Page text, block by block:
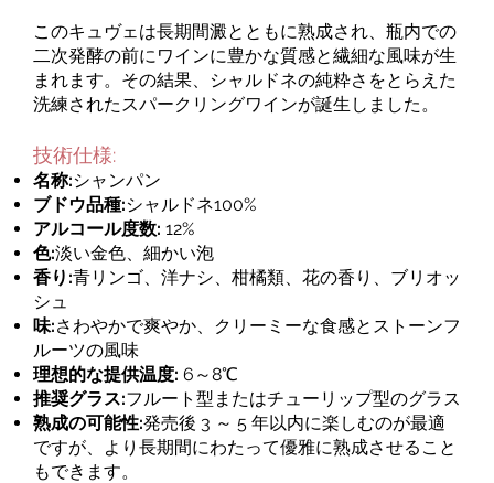
このキュヴェは長期間澱とともに熟成され、瓶内での
二次発酵の前にワインに豊かな質感と繊細な風味が生
まれます。その結果、シャルドネの純粋さをとらえた
洗練されたスパークリングワインが誕生しました。
技術仕様:
名称:シャンパン
ブドウ品種:シャルドネ100%
アルコール度数: 12%
色:淡い金色、細かい泡
香り:青リンゴ、洋ナシ、柑橘類、花の香り、ブリオッ
シュ
味:さわやかで爽やか、クリーミーな食感とストーンフ
ルーツの風味
理想的な提供温度: 6～8℃
推奨グラス:フルート型またはチューリップ型のグラス
熟成の可能性:発売後 3 ～ 5 年以内に楽しむのが最適
ですが、より長期間にわたって優雅に熟成させること
もできます。